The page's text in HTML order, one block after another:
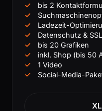
bis 2
Ladezeit-
Datenschutz &
bis 20 Grafiken
inkl. Shop (bis 50
1 Video
Social-Media-